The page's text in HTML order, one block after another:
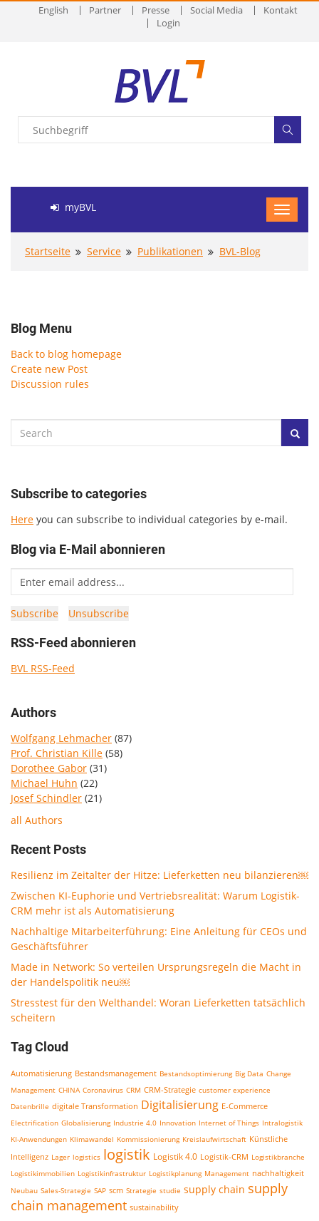
English Partner Presse Social Media
Kontakt
Login
myBVL
Startseite Service Publikationen BVL-Blog
Blog Menu
Back to blog homepage
Create new Post
Discussion rules
Subscribe to categories
Here you can subscribe to individual categories by e-mail.
Blog via E-Mail abonnieren
RSS-Feed abonnieren
BVL RSS-Feed
Authors
Wolfgang Lehmacher (87)
Prof. Christian Kille (58)
Dorothee Gabor (31)
Michael Huhn (22)
Josef Schindler (21)
all Authors
Recent Posts
Resilienz im Zeitalter der Hitze: Lieferketten neu bilanzieren￼
Zwischen KI-Euphorie und Vertriebsrealität: Warum Logistik-
CRM mehr ist als Automatisierung
Nachhaltige Mitarbeiterführung: Eine Anleitung für CEOs und
Geschäftsführer
Made in Network: So verteilen Ursprungsregeln die Macht in
der Handelspolitik neu￼
Stresstest für den Welthandel: Woran Lieferketten tatsächlich
scheitern
Tag Cloud
Automatisierung Bestandsmanagement Bestandsoptimierung Big Data Change
Management CHINA Coronavirus CRM CRM-Strategie customer experience
Datenbrille digitale Transformation Digitalisierung E-Commerce
Electrification Globalisierung Industrie 4.0 Innovation Internet of Things Intralogistik
KI-Anwendungen Klimawandel Kommissionierung Kreislaufwirtschaft Künstliche
Intelligenz Lager logistics logistik Logistik 4.0 Logistik-CRM Logistikbranche
Logistikimmobilien Logistikinfrastruktur Logistikplanung Management nachhaltigkeit
Neubau Sales-Strategie SAP scm Strategie studie supply chain supply
chain management sustainability